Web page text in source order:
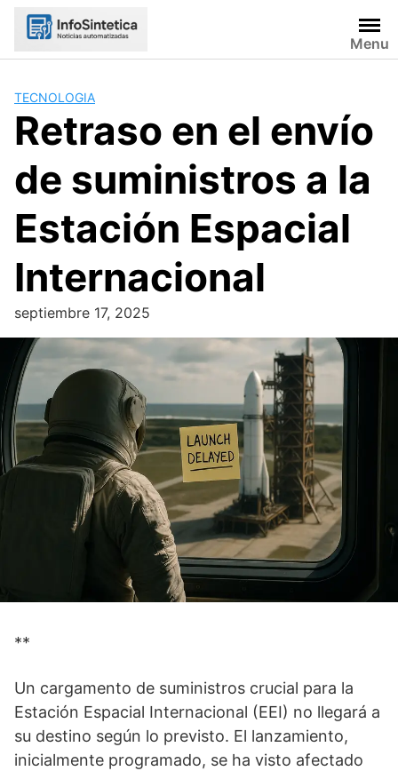
Skip
Menu
TECNOLOGIA
Retraso en el envío
de suministros a la
Estación Espacial
Internacional
septiembre 17, 2025
**
Un cargamento de suministros crucial para la
Estación Espacial Internacional (EEI) no llegará a
su destino según lo previsto. El lanzamiento,
inicialmente programado, se ha visto afectado